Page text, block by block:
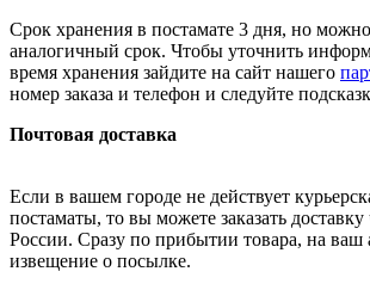
Срок хранения в постамате 3 дня, но
аналогичный срок. Чтобы уточнить
время хранения зайдите на сайт нашего
номер заказа и телефон и следуйте
Почтовая доставка
Если в вашем городе не действует
постаматы, то вы можете заказать доставку
России. Сразу по прибытии товара, на ваш
извещение о посылке.